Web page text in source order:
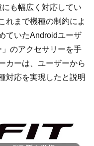
も幅広く対応してい
れまで機種の制約によ
ていたAndroidユーザ
のアクセサリーを手
カーは、ユーザーから
対応を実現したと説明